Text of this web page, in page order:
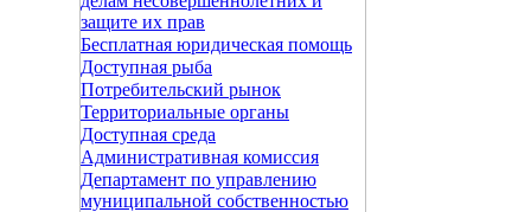
защите их прав
Бесплатная юридическая помощь
Доступная рыба
Потребительский рынок
Территориальные органы
Доступная среда
Административная комиссия
Департамент по управлению
муниципальной собственностью